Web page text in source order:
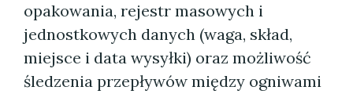
opakowania, rejestr masowych i
jednostkowych danych (waga, skład,
miejsce i data wysyłki) oraz możliwość
śledzenia przepływów między ogniwami